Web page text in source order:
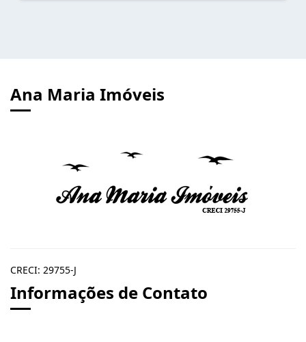
Ana Maria Imóveis
CRECI: 29755-J
Informações de Contato